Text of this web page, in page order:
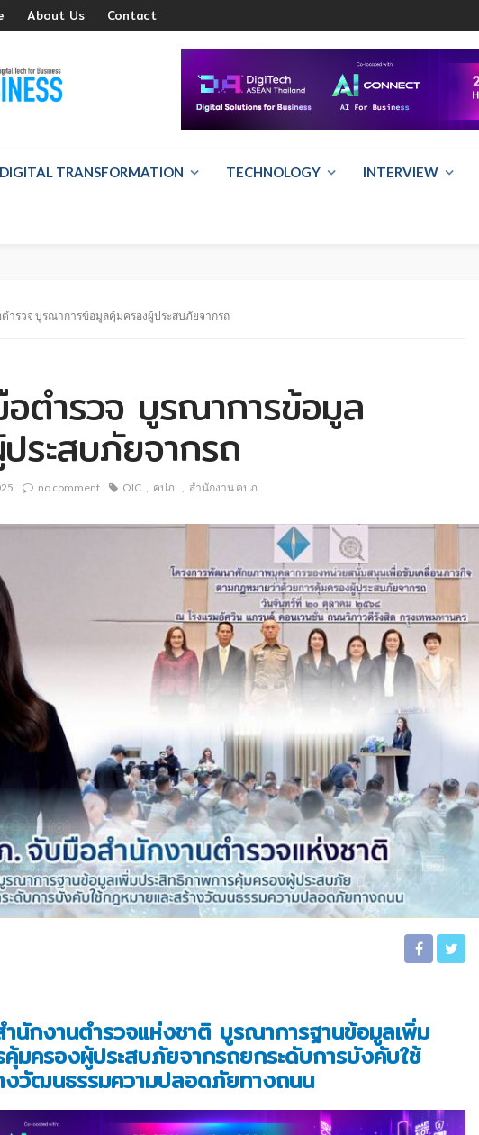
About Us Contact
DIGITAL TRANSFORMATION TECHNOLOGY INTERVIEW
ำรวจ บูรณาการข้อมูลคุ้มครองผู้ประสบภัยจากรถ
ตำรวจ บูรณาการข้อมูล
ระสบภัยจากรถ
no comment OIC คปภ. สำนักงาน คปภ.
นักงานตำรวจแห่งชาติ บูรณาการฐานข้อมูลเพิ่ม
มครองผู้ประสบภัยจากรถยกระดับการบังคับใช้
งวัฒนธรรมความปลอดภัยทางถนน